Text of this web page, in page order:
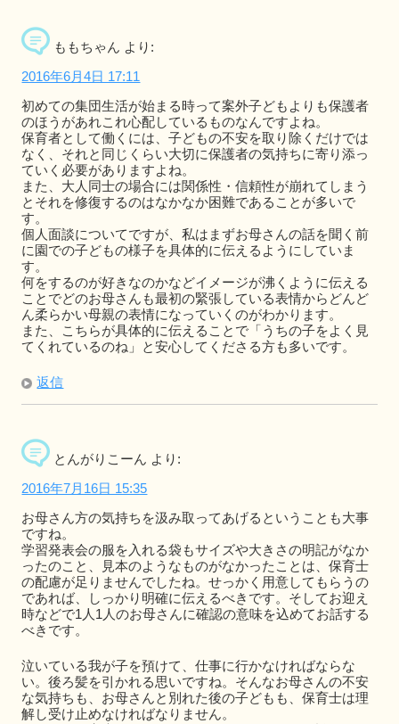
ももちゃん より:
2016年6月4日 17:11
初めての集団生活が始まる時って案外子どもよりも保護者
のほうがあれこれ心配しているものなんですよね。
保育者として働くには、子どもの不安を取り除くだけでは
なく、それと同じくらい大切に保護者の気持ちに寄り添っ
ていく必要がありますよね。
また、大人同士の場合には関係性・信頼性が崩れてしまう
とそれを修復するのはなかなか困難であることが多いで
す。
個人面談についてですが、私はまずお母さんの話を聞く前
に園での子どもの様子を具体的に伝えるようにしていま
す。
何をするのが好きなのかなどイメージが沸くように伝える
ことでどのお母さんも最初の緊張している表情からどんど
ん柔らかい母親の表情になっていくのがわかります。
また、こちらが具体的に伝えることで「うちの子をよく見
てくれているのね」と安心してくださる方も多いです。
返信
とんがりこーん より:
2016年7月16日 15:35
お母さん方の気持ちを汲み取ってあげるということも大事
ですね。
学習発表会の服を入れる袋もサイズや大きさの明記がなか
ったのこと、見本のようなものがなかったことは、保育士
の配慮が足りませんでしたね。せっかく用意してもらうの
であれば、しっかり明確に伝えるべきです。そしてお迎え
時などで1人1人のお母さんに確認の意味を込めてお話する
べきです。
泣いている我が子を預けて、仕事に行かなければならな
い。後ろ髪を引かれる思いですね。そんなお母さんの不安
な気持ちも、お母さんと別れた後の子どもも、保育士は理
解し受け止めなければなりません。